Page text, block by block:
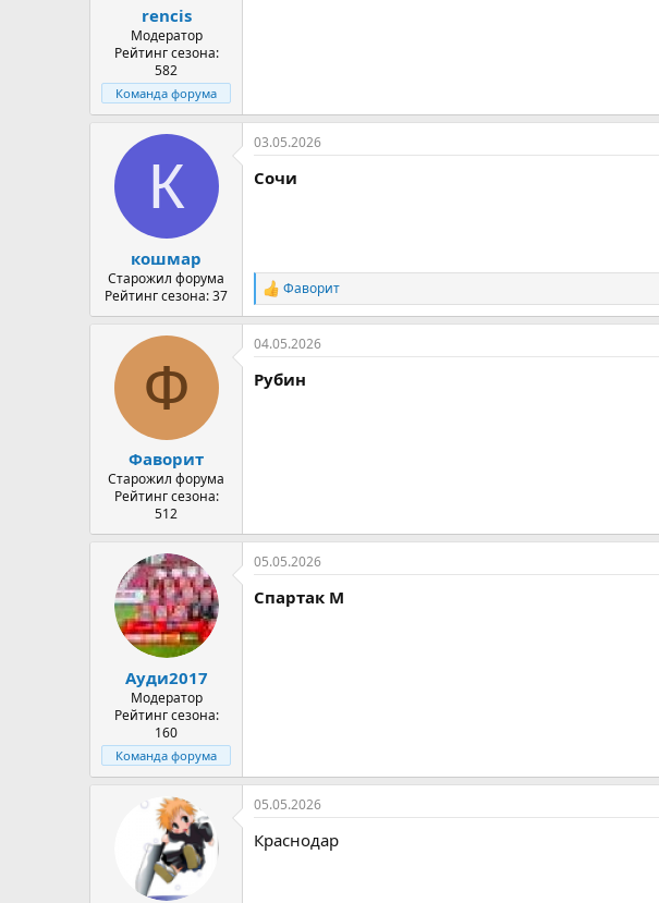
rencis
Модератор
Рейтинг сезона:
582
Команда форума
К
кошмар
Старожил форума
Рейтинг сезона: 37
03.05.2026
Сочи
Р
е
а
к
и
Фаворит
Ф
Фаворит
Старожил форума
Рейтинг сезона:
512
04.05.2026
Рубин
Ауди2017
Модератор
Рейтинг сезона:
160
Команда форума
05.05.2026
Спартак М
05.05.2026
Краснодар